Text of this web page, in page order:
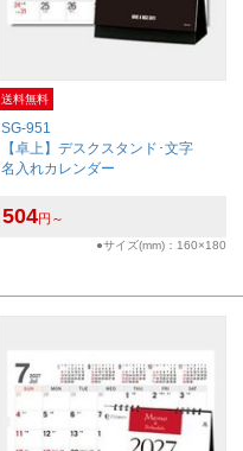
送料無料
SG-951
【卓上】デスクスタンド･文字
名入れカレンダー
504円～
●サイズ(mm)：160×180